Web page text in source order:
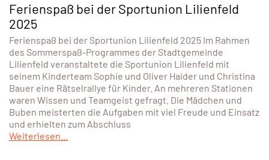
Ferienspaß bei der Sportunion Lilienfeld
2025
Ferienspaß bei der Sportunion Lilienfeld 2025 Im Rahmen
des Sommerspaß-Programmes der Stadtgemeinde
Lilienfeld veranstaltete die Sportunion Lilienfeld mit
seinem Kinderteam Sophie und Oliver Haider und Christina
Bauer eine Rätselrallye für Kinder. An mehreren Stationen
waren Wissen und Teamgeist gefragt. Die Mädchen und
Buben meisterten die Aufgaben mit viel Freude und Einsatz
und erhielten zum Abschluss
Weiterlesen...